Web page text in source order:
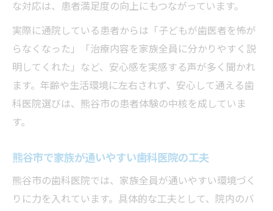
な対応は、患者満足度の向上にもつながっています。
実際に通院している患者からは「子どもが歯医者を怖が
らなくなった」「治療内容を家族全員に分かりやすく説
明してくれた」など、安心感を実感する声が多く聞かれ
ます。年齢や生活環境に左右されず、安心して通える歯
科医院選びは、熊谷市の患者体験の中核を成していま
す。
熊谷市で家族が通いやすい歯科医院の工夫
熊谷市の歯科医院では、家族全員が通いやすい環境づく
りに力を入れています。具体的な工夫として、院内のバ